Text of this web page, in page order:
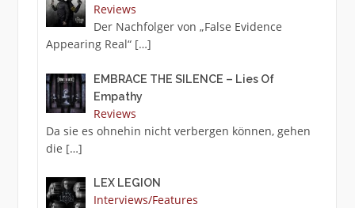
Reviews
Der Nachfolger von „False Evidence
Appearing Real“ […]
EMBRACE THE SILENCE – Lies Of
Empathy
Reviews
Da sie es ohnehin nicht verbergen können, gehen
die […]
LEX LEGION
Interviews/Features